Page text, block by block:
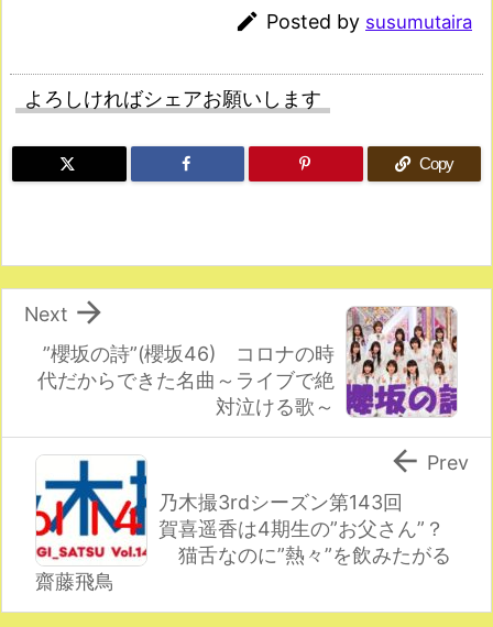
 Posted by susumutaira
よろしければシェアお願いします
Copy
”櫻坂の詩”(櫻坂46) コロナの時
代だからできた名曲～ライブで絶
対泣ける歌～

Next
乃木撮3rdシーズン第143回
賀喜遥香は4期生の”お父さん”？
猫舌なのに”熱々”を飲みたがる
齋藤飛鳥
 Prev